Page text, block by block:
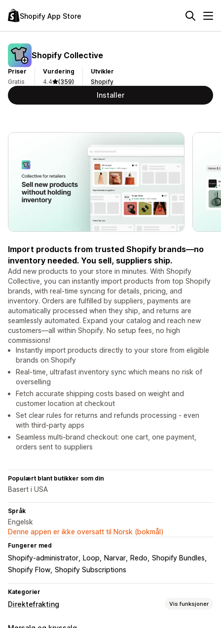
Shopify App Store
Shopify Collective
Priser
Gratis
Vurdering
4.4
(359)
Utvikler
Shopify
Installer
Import products from trusted Shopify brands—no
inventory needed. You sell, suppliers ship.
Add new products to your store in minutes. With Shopify
Collective, you can instantly import products from top Shopify
brands, with real-time syncing for details, pricing, and
inventory. Orders are fulfilled by suppliers, payments are
automatically processed when they ship, and returns are
seamlessly automated. Expand your catalog and reach new
customers—all within Shopify. No setup fees, no high
commissions!
Instantly import products directly to your store from eligible
brands on Shopify
Real-time, ultrafast inventory sync which means no risk of
overselling
Fetch accurate shipping costs based on weight and
customer location at checkout
Set clear rules for returns and refunds processing - even
with third-party apps
Seamless multi-brand checkout: one cart, one payment,
orders sent to suppliers
Populært blant butikker som din
Basert i USA
Språk
Engelsk
Denne appen er ikke oversatt til Norsk (bokmål)
Fungerer med
Shopify-administrator Loop Narvar Redo Shopify Bundles
Shopify Flow Shopify Subscriptions
Kategorier
Direktefrakting Vis funksjoner